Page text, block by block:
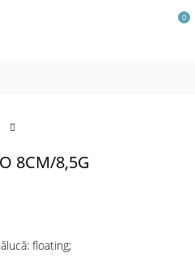
0
8CM/8,5G
floating;